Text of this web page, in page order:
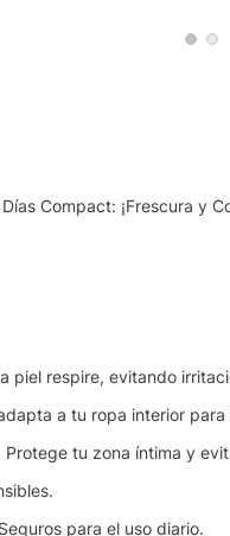
Compact: ¡Frescura y
piel respire, evitando
a tu ropa interior
tu zona íntima y
para el uso diario.